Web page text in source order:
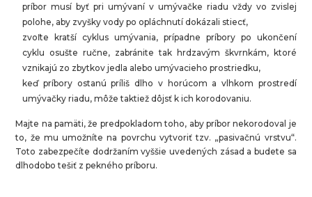
príbor musí byť pri umývaní v umývačke riadu vždy vo zvislej
polohe, aby zvyšky vody po opláchnutí dokázali stiecť,
zvoľte kratší cyklus umývania, prípadne príbory po ukončení
cyklu osušte ručne, zabránite tak hrdzavým škvrnkám, ktoré
vznikajú zo zbytkov jedla alebo umývacieho prostriedku,
keď príbory ostanú príliš dlho v horúcom a vlhkom prostredí
umývačky riadu, môže taktiež dôjsť k ich korodovaniu.
Majte na pamäti, že predpokladom toho, aby príbor nekorodoval je
to, že mu umožníte na povrchu vytvoriť tzv. „pasivačnú vrstvu“.
Toto zabezpečíte dodržaním vyššie uvedených zásad a budete sa
dlhodobo tešiť z pekného príboru.